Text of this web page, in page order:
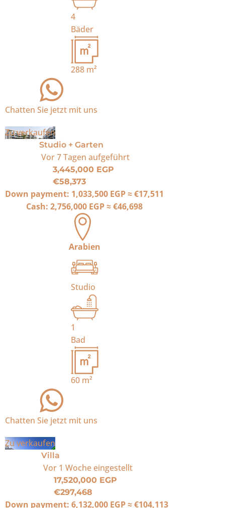
4
Bäder
288m²
Chatten Sie jetzt mit uns
Zu verkaufen
Studio + Garten
Vor 7 Tagen aufgeführt
3,445,000 EGP
€58,373
Down payment: 1,033,500 EGP≈€17,511
Cash: 2,756,000 EGP≈€46,698
Arabien
Studio
1
Bad
60m²
Chatten Sie jetzt mit uns
Zu verkaufen
Villa
Vor 1 Wocheeingestellt
17,520,000 EGP
€297,468
Down payment: 6,132,000 EGP≈€104,113